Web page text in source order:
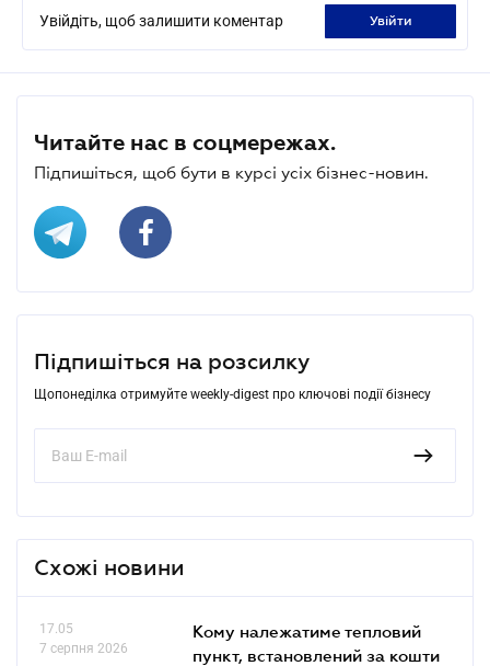
Увійдіть, щоб залишити коментар увійти
Читайте нас в соцмережах.
Підпишіться, щоб бути в курсі усіх бізнес-новин.
Підпишіться на розсилку
Щопонеділка отримуйте weekly-digest про ключові події бізнесу
Схожі новини
17.05
7 серпня 2026
Кому належатиме тепловий
пункт, встановлений за кошти